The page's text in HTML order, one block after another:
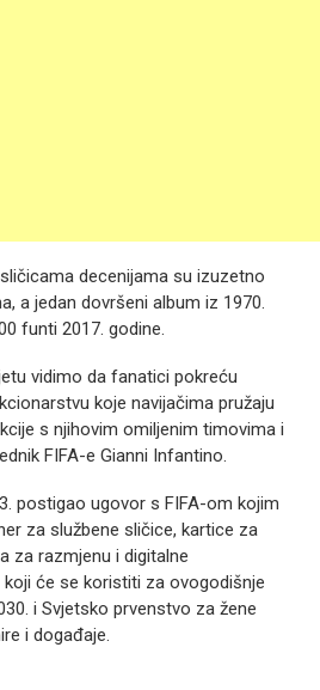
decenijama su izuzetno
a jedan dovršeni album iz 1970.
funti 2017. godine.
vidimo da fanatici pokreću
koje navijačima pružaju
s njihovim omiljenim timovima i
FIFA-e Gianni Infantino.
postigao ugovor s FIFA-om kojim
za službene sličice, kartice za
za razmjenu i digitalne
će se koristiti za ovogodišnje
i Svjetsko prvenstvo za žene
i događaje.